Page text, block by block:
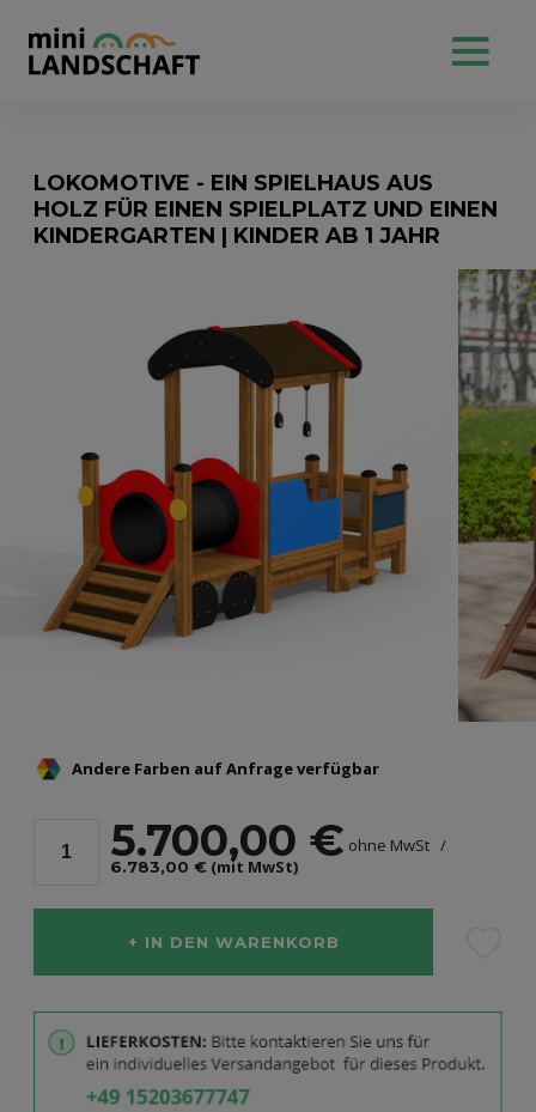
LOKOMOTIVE - EIN SPIELHAUS AUS
HOLZ FÜR EINEN SPIELPLATZ UND EINEN
KINDERGARTEN | KINDER AB 1 JAHR
Andere Farben auf Anfrage verfügbar
5.700,00 € ohne MwSt
6.783,00 € (mit MwSt)
IN DEN WARENKORB